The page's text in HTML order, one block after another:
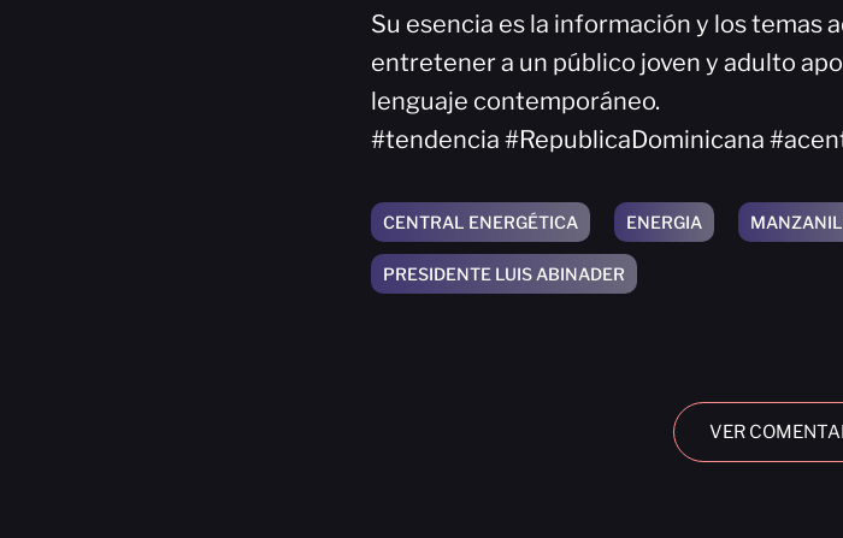
Su esencia es la información y los temas
entretener a un público joven y adulto
lenguaje contemporáneo.
#tendencia #RepublicaDominicana
CENTRAL ENERGÉTICA ENERGIA
PRESIDENTE LUIS ABINADER
VER